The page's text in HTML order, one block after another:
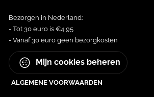
Bezorgen in Nederland:
- Tot 30 euro is €4,95
- Vanaf 30 euro geen bezorgkosten
Mijn cookies beheren
ALGEMENE VOORWAARDEN